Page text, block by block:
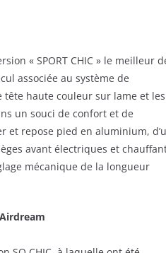
« SPORT CHIC » le meilleur
associée au système de
tête haute couleur sur lame et les
un souci de confort et de
et repose pied en aluminium,
avant électriques et
mécanique de la longueur